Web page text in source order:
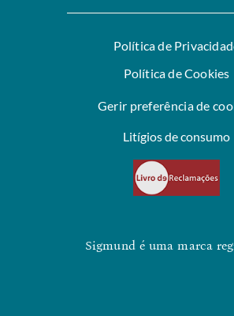
Política de
Política de Cookies
Gerir preferência de
Litígios de consumo
Sigmund é uma marca